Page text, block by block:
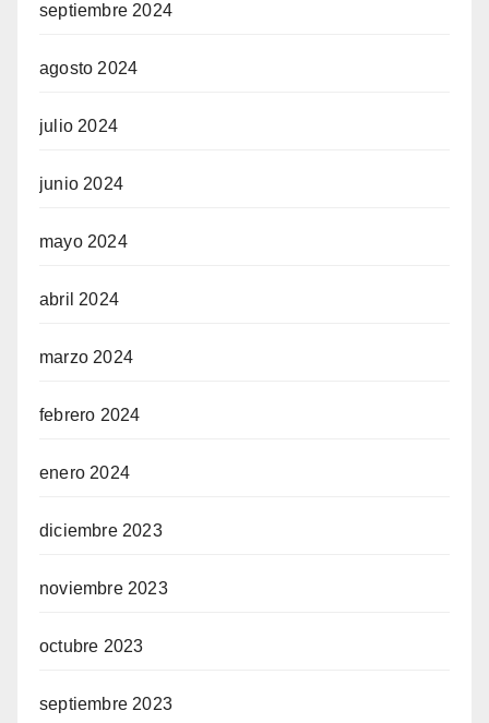
septiembre 2024
agosto 2024
julio 2024
junio 2024
mayo 2024
abril 2024
marzo 2024
febrero 2024
enero 2024
diciembre 2023
noviembre 2023
octubre 2023
septiembre 2023